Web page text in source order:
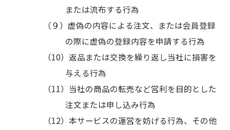
または流布する行為
虚偽の内容による注文、または会員登録
の際に虚偽の登録内容を申請する行為
返品または交換を繰り返し当社に損害を
与える行為
当社の商品の転売など営利を目的とした
注文または申し込み行為
本サービスの運営を妨げる行為、その他